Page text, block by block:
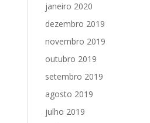
janeiro 2020
dezembro 2019
novembro 2019
outubro 2019
setembro 2019
agosto 2019
julho 2019